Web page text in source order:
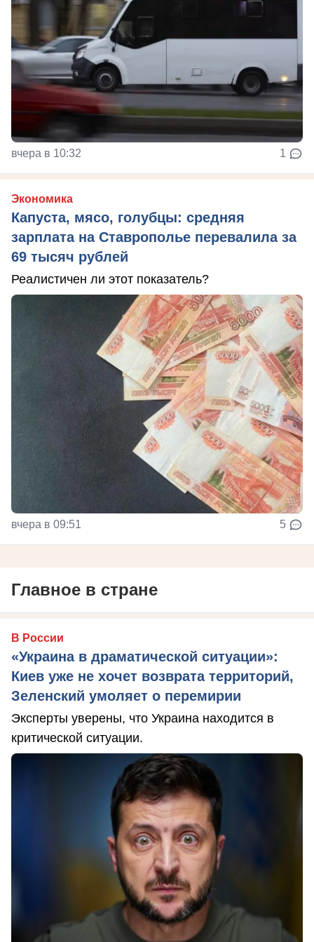
вчера в 10:32 1
Экономика
Капуста, мясо, голубцы: средняя
зарплата на Ставрополье перевалила за
69 тысяч рублей
Реалистичен ли этот показатель?
вчера в 09:51 5
Главное в стране
В России
«Украина в драматической ситуации»:
Киев уже не хочет возврата территорий,
Зеленский умоляет о перемирии
Эксперты уверены, что Украина находится в
критической ситуации.